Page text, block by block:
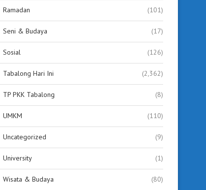
Ramadan (101)
Seni & Budaya (17)
Sosial (126)
Tabalong Hari Ini (2,362)
TP PKK Tabalong (8)
UMKM (110)
Uncategorized (9)
University (1)
Wisata & Budaya (80)